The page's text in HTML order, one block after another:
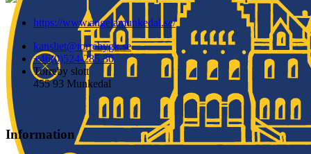
https://www.angelamunkedal.se/
kansliet@torrebygk.se
+46(0)524-285 30
Torreby slott
455 93 Munkedal
Information